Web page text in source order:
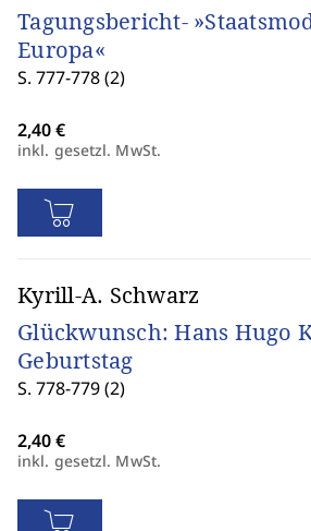
Tagungsbericht-
Europa«
S. 777-778 (2)
inkl. gesetzl. MwSt.
Kyrill-A. Schwarz
Glückwunsch: Hans Hugo
Geburtstag
S. 778-779 (2)
inkl. gesetzl. MwSt.